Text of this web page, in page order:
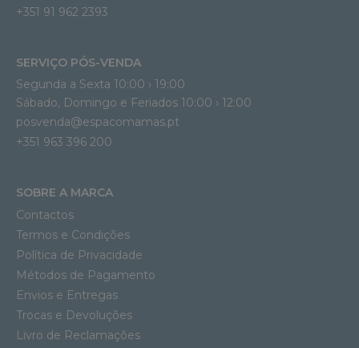
+351 91 962 2393
SERVIÇO PÓS-VENDA
Segunda a Sexta 10:00 › 19:00
Sábado, Domingo e Feriados 10:00 › 12:00
posvenda@espacomamas.pt
+351 963 396 200
SOBRE A MARCA
Contactos
Termos e Condições
Política de Privacidade
Métodos de Pagamento
Envios e Entregas
Trocas e Devoluções
Livro de Reclamações